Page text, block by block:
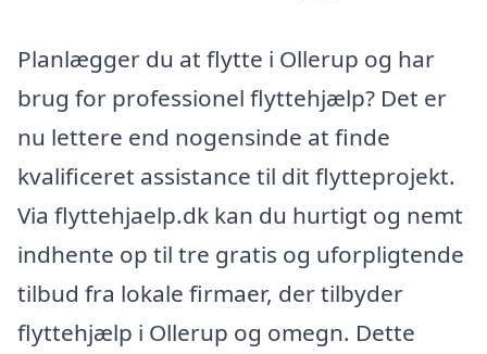
Planlægger du at flytte i Ollerup og har
brug for professionel flyttehjælp? Det er
nu lettere end nogensinde at finde
kvalificeret assistance til dit flytteprojekt.
Via flyttehjaelp.dk kan du hurtigt og nemt
indhente op til tre gratis og uforpligtende
tilbud fra lokale firmaer, der tilbyder
flyttehjælp i Ollerup og omegn. Dette